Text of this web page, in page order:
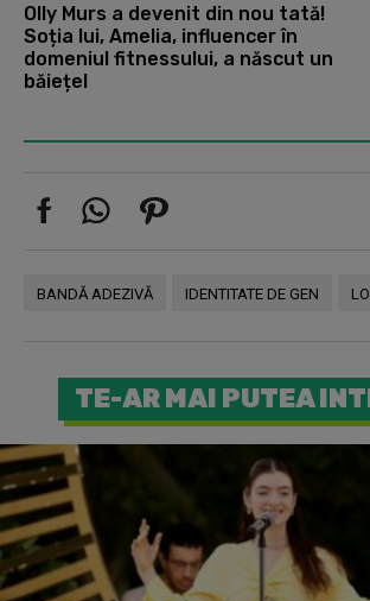
Olly Murs a devenit din nou tată!
Soția lui, Amelia, influencer în
domeniul fitnessului, a născut un
băiețel
BANDĂ ADEZIVĂ IDENTITATE DE GEN
TE-AR MAI PUTEA